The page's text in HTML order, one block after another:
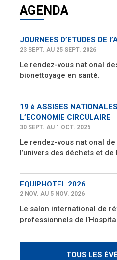
AGENDA
JOURNEES D’ETUDES DE
23 SEPT. AU 25 SEPT. 2026
Le rendez-vous national
bionettoyage en santé.
19 è ASSISES
L’ECONOMIE CIRCULAIRE
30 SEPT. AU 1 OCT. 2026
Le rendez-vous national
l’univers des déchets et
EQUIPHOTEL 2026
2 NOV. AU 5 NOV. 2026
Le salon international de
professionnels de
TOUS LES